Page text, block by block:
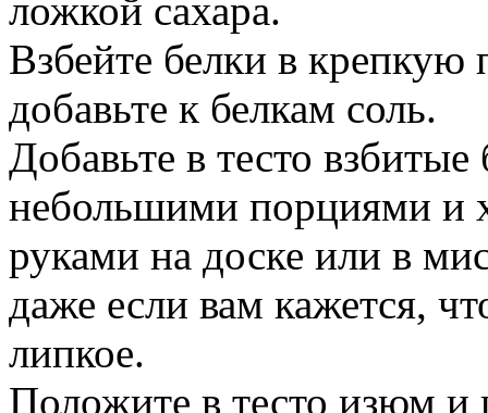
ложкой сахара.
Взбейте белки в крепкую
добавьте к белкам соль.
Добавьте в тесто
небольшими порциями и
руками на доске или в
даже если вам кажется,
липкое.
Положите в тесто изюм и